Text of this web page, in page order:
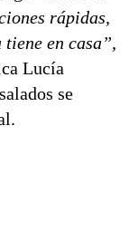
rápidas,
en casa”,
Lucía
se